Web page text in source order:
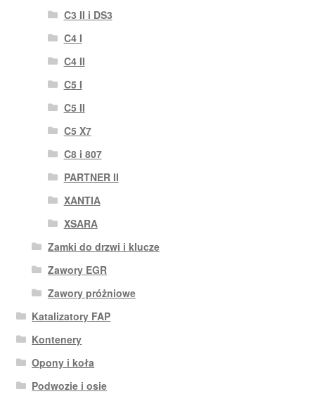
C3 II i DS3
C4 I
C4 II
C5 I
C5 II
C5 X7
C8 i 807
PARTNER II
XANTIA
XSARA
Zamki do drzwi i klucze
Zawory EGR
Zawory próżniowe
Katalizatory FAP
Kontenery
Opony i koła
Podwozie i osie